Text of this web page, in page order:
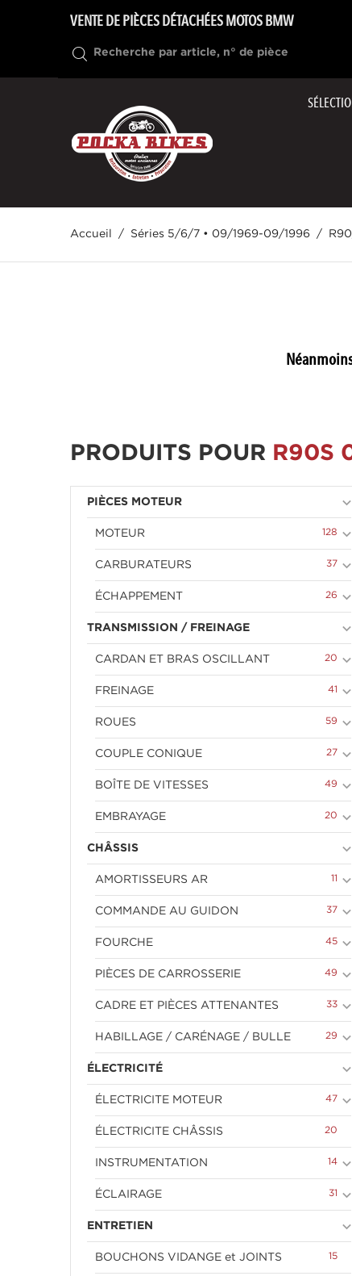
VENTE DE PIÈCES DÉTACHÉES MOTOS BMW
Accueil Séries 5/6/7 • 09/1969-09/1996
PRODUITS POUR R90S
PIÈCES MOTEUR keyboard_arrow_down
MOTEUR 128 keyboard_arrow_down
CARBURATEURS 37 keyboard_arrow_down
ÉCHAPPEMENT 26 keyboard_arrow_down
TRANSMISSION / FREINAGE keyboard_arrow_down
CARDAN ET BRAS OSCILLANT 20 keyboard_arrow_down
FREINAGE 41 keyboard_arrow_down
ROUES 59 keyboard_arrow_down
COUPLE CONIQUE 27 keyboard_arrow_down
BOÎTE DE VITESSES 49 keyboard_arrow_down
EMBRAYAGE 20 keyboard_arrow_down
CHÂSSIS keyboard_arrow_down
AMORTISSEURS AR 11 keyboard_arrow_down
COMMANDE AU GUIDON 37 keyboard_arrow_down
FOURCHE 45 keyboard_arrow_down
PIÈCES DE CARROSSERIE 49 keyboard_arrow_down
CADRE ET PIÈCES ATTENANTES 33 keyboard_arrow_down
HABILLAGE / CARÉNAGE / BULLE 29 keyboard_arrow_down
ÉLECTRICITÉ keyboard_arrow_down
ÉLECTRICITE MOTEUR 47 keyboard_arrow_down
ÉLECTRICITE CHÂSSIS 20
INSTRUMENTATION 14 keyboard_arrow_down
ÉCLAIRAGE 31 keyboard_arrow_down
ENTRETIEN keyboard_arrow_down
BOUCHONS VIDANGE et JOINTS 15